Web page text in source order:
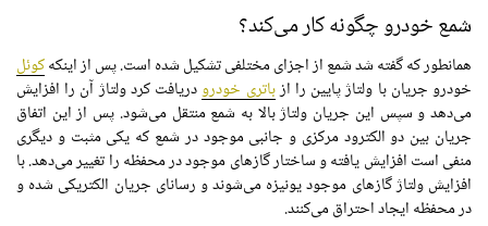
شمع خودرو چگونه کار می‌کند؟
همانطور که گفته شدشمعاز اجزایمختلفیتشکیل شدهاست. پس از اینکهکوئل
خودرو جریان با ولتاژ پایین را ازباتری خودرودریافت کرد ولتاژ آن را افزایش
می‌دهد و سپس این جریان ولتاژ بالا به شمع منتقل می‌شود. پس از این اتفاق
جریان بین دو الکترود مرکزی و جانبی موجود درشمع که یکی مثبت و دیگری
منفی استافزایش یافتهو ساختار گازهای موجود در محفظه را تغییر می‌دهد. با
افزایش ولتاژ گازهای موجود یونیزه می‌شوند ورسانای جریان الکتریکی شده و
در محفظه ایجاداحتراقمی‌کنند.